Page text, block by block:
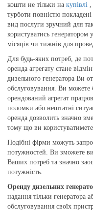
кошти не тільки на купівлі
турботи повністю
вид послуги зручний для
користуватись генератором
місяців чи тижнів для
Для будь-яких потреб, де
оренда агрегату стане
дизельного генератора Ви
обслуговування. Ви можете
орендований агрегат
поломки або нештатні
оренда дозволить значно
тому що ви
Подібні фірми можуть
потужностей. Ви зможете
Ваших потреб та значно
потужність.
Оренду дизельних
надання тільки генератора
обслуговування своїх